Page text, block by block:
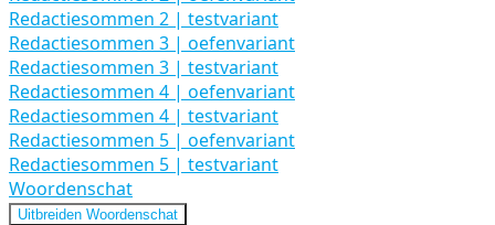
Redactiesommen 2 | testvariant
Redactiesommen 3 | oefenvariant
Redactiesommen 3 | testvariant
Redactiesommen 4 | oefenvariant
Redactiesommen 4 | testvariant
Redactiesommen 5 | oefenvariant
Redactiesommen 5 | testvariant
Woordenschat
Uitbreiden Woordenschat